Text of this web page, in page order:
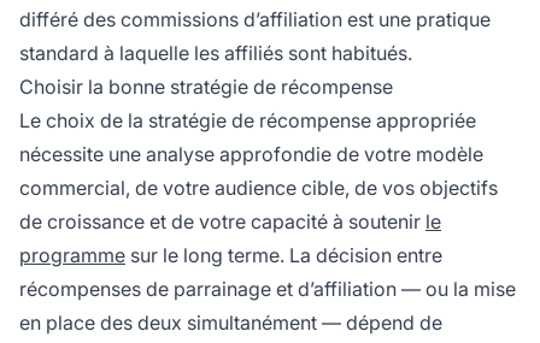
différé des commissions d’affiliation est une pratique
standard à laquelle les affiliés sont habitués.
Choisir la bonne stratégie de récompense
Le choix de la stratégie de récompense appropriée
nécessite une analyse approfondie de votre modèle
commercial, de votre audience cible, de vos objectifs
de croissance et de votre capacité à soutenir le
programme sur le long terme. La décision entre
récompenses de parrainage et d’affiliation — ou la mise
en place des deux simultanément — dépend de